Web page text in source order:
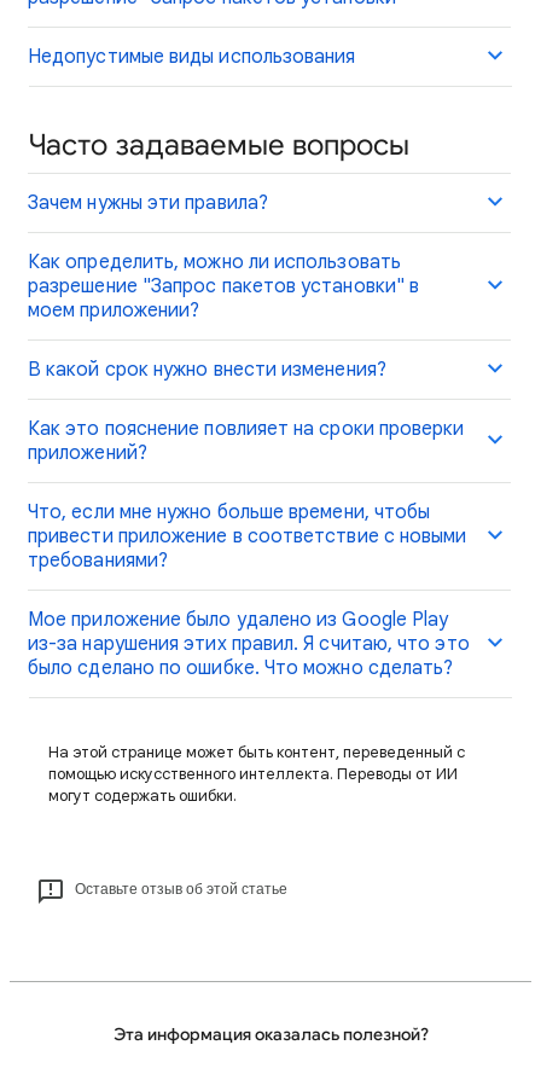
Недопустимые виды использования
Часто задаваемые вопросы
Зачем нужны эти правила?
Как определить, можно ли использовать
разрешение "Запрос пакетов установки" в
моем приложении?
В какой срок нужно внести изменения?
Как это пояснение повлияет на сроки проверки
приложений?
Что, если мне нужно больше времени, чтобы
привести приложение в соответствие с новыми
требованиями?
Мое приложение было удалено из Google Play
из-за нарушения этих правил. Я считаю, что это
было сделано по ошибке. Что можно сделать?
На этой странице может быть контент, переведенный с
помощью искусственного интеллекта. Переводы от ИИ
могут содержать ошибки.
Оставьте отзыв об этой статье
Эта информация оказалась полезной?